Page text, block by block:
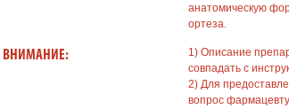
анатомическую
ортеза.
ВНИМАНИЕ:
1) Описание
совпадать с
2) Для
вопрос